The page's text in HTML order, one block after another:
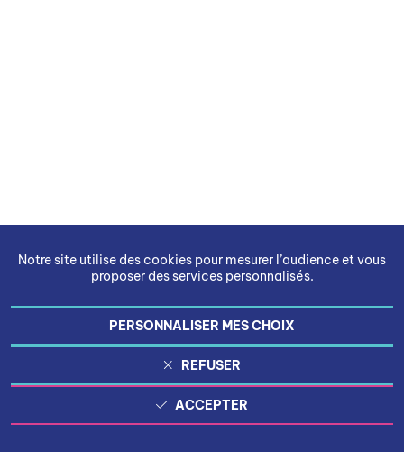
Notre site utilise des cookies pour mesurer l’audience et vous
proposer des services personnalisés.
PERSONNALISER MES CHOIX
REFUSER
ACCEPTER